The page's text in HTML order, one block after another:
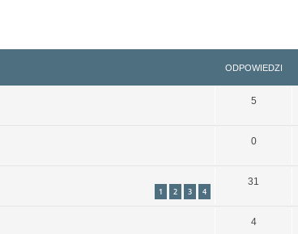
ODPOWIEDZI
5
0
1 2 3 4
31
4